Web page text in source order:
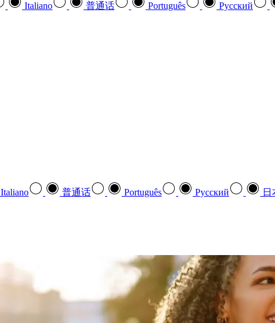
Italiano 普通话 Português Pусский
Italiano 普通话 Português Pусский 日